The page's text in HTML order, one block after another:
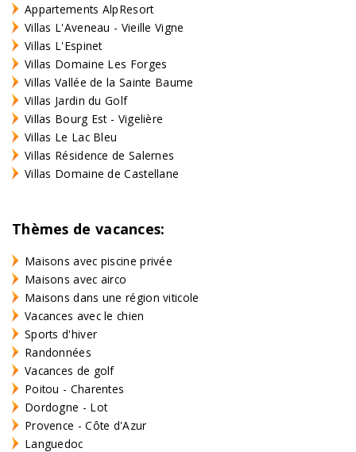
Appartements AlpResort
Villas L'Aveneau - Vieille Vigne
Villas L'Espinet
Villas Domaine Les Forges
Villas Vallée de la Sainte Baume
Villas Jardin du Golf
Villas Bourg Est - Vigelière
Villas Le Lac Bleu
Villas Résidence de Salernes
Villas Domaine de Castellane
Thèmes de vacances:
Maisons avec piscine privée
Maisons avec airco
Maisons dans une région viticole
Vacances avec le chien
Sports d'hiver
Randonnées
Vacances de golf
Poitou - Charentes
Dordogne - Lot
Provence - Côte d'Azur
Languedoc